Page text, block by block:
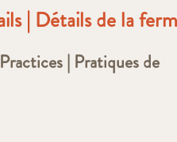
| Détails de la
| Pratiques de